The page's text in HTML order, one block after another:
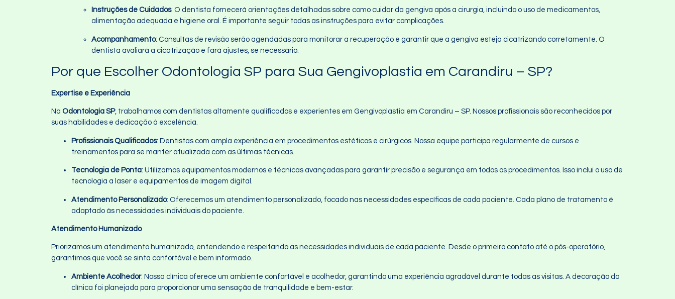
Instruções de Cuidados: O dentista fornecerá orientações detalhadas sobre como cuidar da gengiva após a cirurgia, incluindo o uso de medicamentos,
alimentação adequada e higiene oral. É importante seguir todas as instruções para evitar complicações.
Acompanhamento: Consultas de revisão serão agendadas para monitorar a recuperação e garantir que a gengiva esteja cicatrizando corretamente. O
dentista avaliará a cicatrização e fará ajustes, se necessário.
Por que Escolher Odontologia SP para Sua Gengivoplastia em Carandiru – SP?
Expertise e Experiência
Na Odontologia SP, trabalhamos com dentistas altamente qualificados e experientes em Gengivoplastia em Carandiru – SP. Nossos profissionais são reconhecidos por
suas habilidades e dedicação à excelência.
Profissionais Qualificados: Dentistas com ampla experiência em procedimentos estéticos e cirúrgicos. Nossa equipe participa regularmente de cursos e
treinamentos para se manter atualizada com as últimas técnicas.
Tecnologia de Ponta: Utilizamos equipamentos modernos e técnicas avançadas para garantir precisão e segurança em todos os procedimentos. Isso inclui o uso de
tecnologia a laser e equipamentos de imagem digital.
Atendimento Personalizado: Oferecemos um atendimento personalizado, focado nas necessidades específicas de cada paciente. Cada plano de tratamento é
adaptado às necessidades individuais do paciente.
Atendimento Humanizado
Priorizamos um atendimento humanizado, entendendo e respeitando as necessidades individuais de cada paciente. Desde o primeiro contato até o pós-operatório,
garantimos que você se sinta confortável e bem informado.
Ambiente Acolhedor: Nossa clínica oferece um ambiente confortável e acolhedor, garantindo uma experiência agradável durante todas as visitas. A decoração da
clínica foi planejada para proporcionar uma sensação de tranquilidade e bem-estar.